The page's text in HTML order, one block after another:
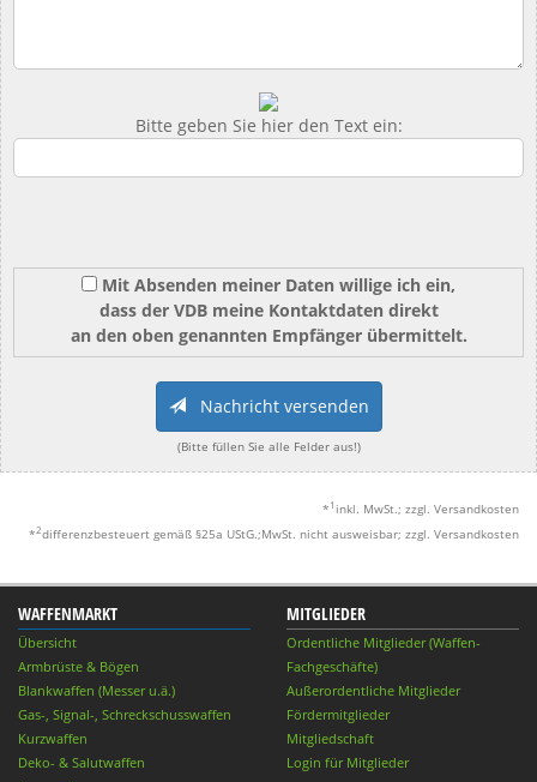
Bitte geben Sie hier den Text ein:
Mit Absenden meiner Daten willige ich ein,
dass der VDB meine Kontaktdaten direkt
an den oben genannten Empfänger übermittelt.
Nachricht versenden
(Bitte füllen Sie alle Felder aus!)
* 1 inkl. MwSt.; zzgl. Versandkosten
*2differenzbesteuert gemäß §25a UStG.;MwSt. nicht ausweisbar; zzgl. Versandkosten
WAFFENMARKT
Übersicht
Armbrüste & Bögen
Blankwaffen (Messer u.ä.)
Gas-, Signal-, Schreckschusswaffen
Kurzwaffen
Deko- & Salutwaffen
MITGLIEDER
Ordentliche Mitglieder (Waffen-
Fachgeschäfte)
Außerordentliche Mitglieder
Fördermitglieder
Mitgliedschaft
Login für Mitglieder